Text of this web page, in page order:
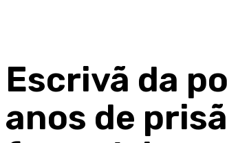
Escrivã da
anos de